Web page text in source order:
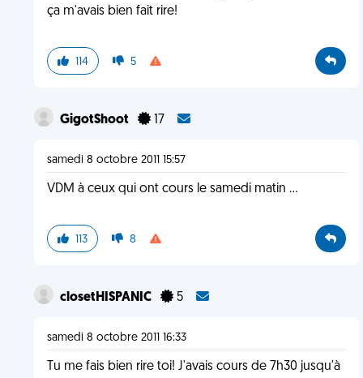
ça m'avais bien fait rire!
114 5
GigotShoot 17
samedi 8 octobre 2011 15:57
VDM à ceux qui ont cours le samedi matin ...
113 8
closetHISPANIC 5
samedi 8 octobre 2011 16:33
Tu me fais bien rire toi! J'avais cours de 7h30 jusqu'à